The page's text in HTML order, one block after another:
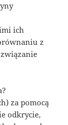
ich
z
za pomocą
odkrycie,